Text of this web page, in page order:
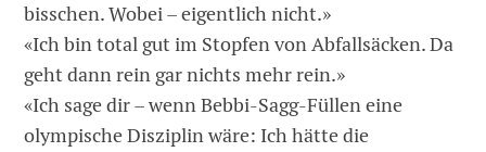
bisschen. Wobei – eigentlich nicht.»
«Ich bin total gut im Stopfen von Abfall­säcken. Da
geht dann rein gar nichts mehr rein.»
«Ich sage dir – wenn Bebbi-Sagg-Füllen eine
olympische Disziplin wäre: Ich hätte die